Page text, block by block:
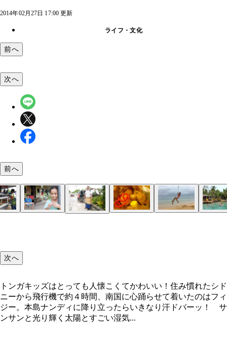
2014年02月27日 17:00 更新
ライフ・文化
前へ
次へ
前へ
次へ
トンガキッズはとっても人懐こくてかわいい！住み慣れたシド
ニーから飛行機で約４時間、南国に心踊らせて着いたのはフィ
ジー。本島ナンディに降り立ったらいきなり汗ドバーッ！ サ
ンサンと光り輝く太陽とすごい湿気...